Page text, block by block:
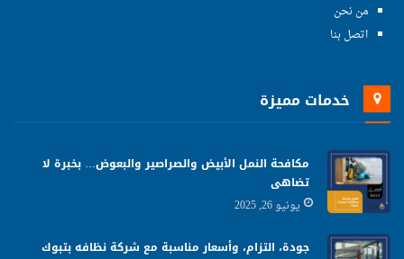
من نحن
اتصل بنا
خدمات مميزة
مكافحة النمل الأبيض والصراصير والبعوض… بخبرة لا
تضاهى
يونيو 26, 2025
جودة، التزام، وأسعار مناسبة مع شركة نظافه بتبوك